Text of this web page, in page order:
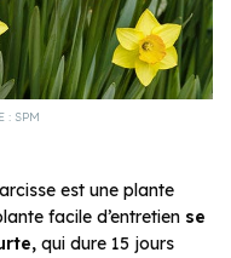
: SPM
est une plante
facile d’entretien se
qui dure 15 jours